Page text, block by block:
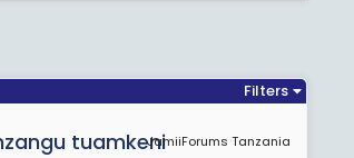
Filters
JamiiForums Tanzania
tuamkeni